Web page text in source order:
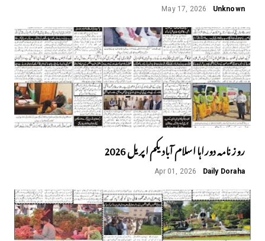
Unknown
May 17, 2026
روز نامہ دوراہا اسلام آباد یکم اپریل 2026
Daily Doraha
Apr 01, 2026